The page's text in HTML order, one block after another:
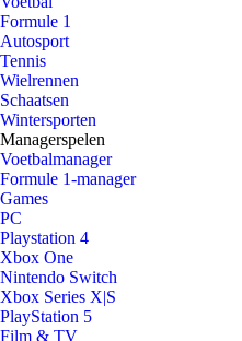
Formule 1
Autosport
Tennis
Wielrennen
Schaatsen
Wintersporten
Managerspelen
Voetbalmanager
Formule 1-manager
Games
PC
Playstation 4
Xbox One
Nintendo Switch
Xbox Series X|S
PlayStation 5
Film & TV